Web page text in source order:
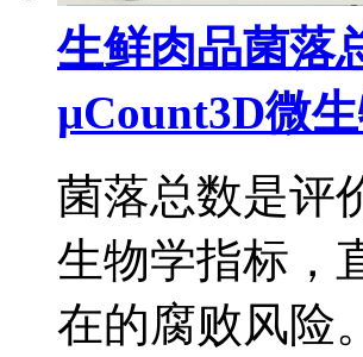
生鲜肉品菌落
µCount3D微
菌落总数是评
生物学指标，
在的腐败风险